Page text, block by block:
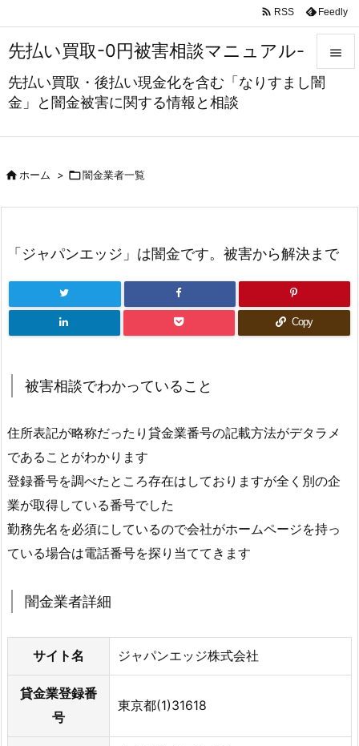
先払い買取-0円被害相談マニュアル-
先払い買取・後払い現金化を含む「なりすまし闇
金」と闇金被害に関する情報と相談


 RSS Feedly
 ホーム >  闇金業者一覧
「ジャパンエッジ」は闇金です。被害から解決まで
Copy
被害相談でわかっていること
住所表記が略称だったり貸金業番号の記載方法がデタラメ
であることがわかります
登録番号を調べたところ存在はしておりますが全く別の企
業が取得している番号でした
勤務先名を必須にしているので会社がホームページを持っ
ている場合は電話番号を探り当ててきます
闇金業者詳細
サイト名 ジャパンエッジ株式会社
貸金業登録番
号
東京都(1)31618